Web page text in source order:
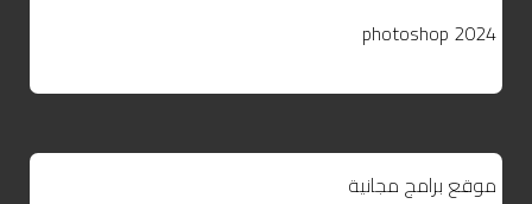
photoshop 2024
موقع برامج مجانية